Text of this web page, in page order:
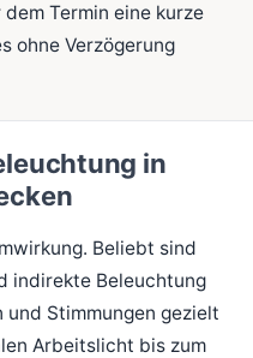
Termin eine kurze
ohne Verzögerung
in
Beliebt sind
indirekte Beleuchtung
Stimmungen gezielt
Arbeitslicht bis zum